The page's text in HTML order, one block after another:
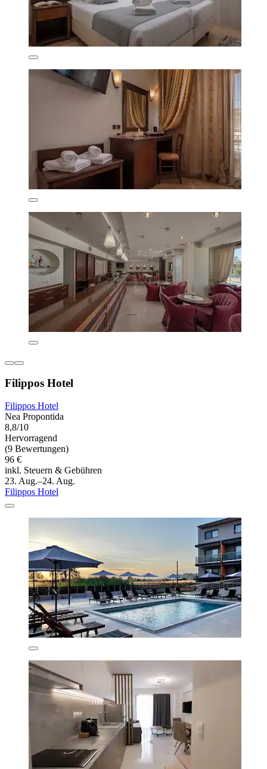
Filippos Hotel
Filippos Hotel
Nea Propontida
8,8/10
Hervorragend
(9 Bewertungen)
96 €
inkl. Steuern & Gebühren
23. Aug.–24. Aug.
Filippos Hotel